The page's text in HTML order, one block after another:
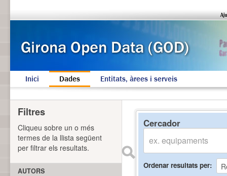
Inici Dades Entitats, àrees i serveis
Cercador
Ordenar resultats per
Filtres
Cliqueu sobre un o més
termes de la llista següent
per filtrar els resultats.
AUTORS